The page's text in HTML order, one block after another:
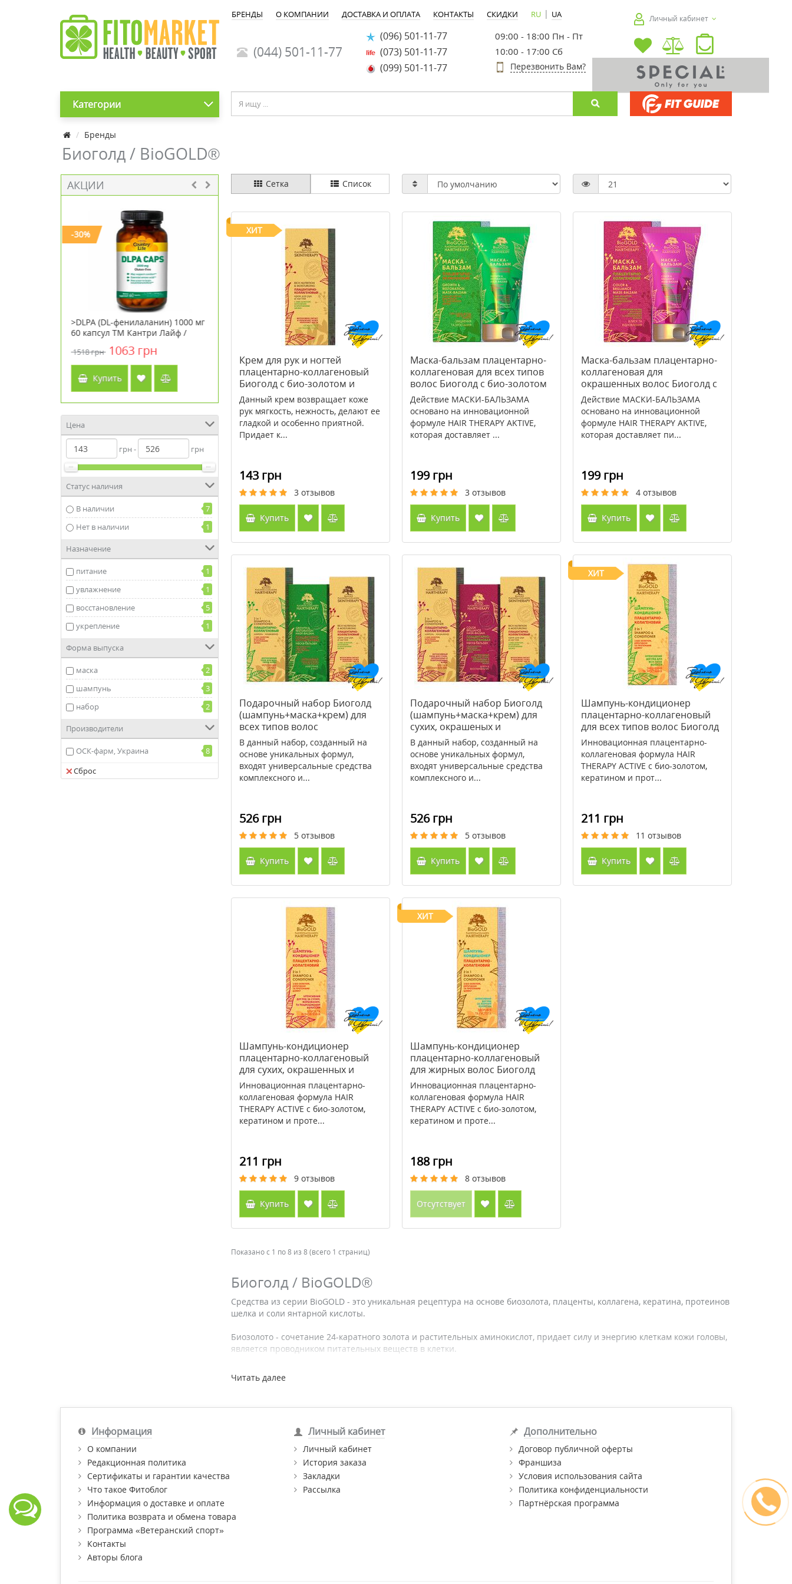
БРЕНДЫ О КОМПАНИИ ДОСТАВКА И ОПЛАТА КОНТАКТЫ СКИДКИ RU | UA
(044) 501-11-77
(096) 501-11-77
(073) 501-11-77
(099) 501-11-77
09:00 - 18:00 Пн - Пт
10:00 - 17:00 Сб
Перезвонить Вам?
Личный кабинет
Категории
Бренды
Биоголд / BioGOLD®
АКЦИИ
-30%
>DLPA (DL-фенилаланин) 1000 мг
60 капсул ТМ Кантри Лайф /
1518 грн 1063 грн
Купить
-30%
>CLA Tonalin (Конъюгированная
линолевая кислота) 1000 мг 90
капсул ТМ Кантри Лайф / Country
Life
1100 грн
Купить
>Babor Body Grounding
Soul&Room Fragrance 220 мл
Купить
> Увлажняющая сыворотка
Doctor Babor Hydro Filler Serum
30 мл
Купить
-30%
>Bee Propolis
прополис) 500 мг 100
Кантри Лайф / Country
816 грн
Цена
грн - грн
Статус наличия
В наличии
7
Нет в наличии
1
Назначение
питание
1
увлажнение
1
восстановление
5
укрепление
1
Форма выпуска
маска
2
шампунь
3
набор
2
Производители
ОСК-фарм, Украина
8
Сброс
Сетка Список
ХИТ
Крем для рук и ногтей
плацентарно-коллагеновый
Биоголд с био-золотом и
кератином 125 мл
Данный крем возвращает коже
рук мягкость, нежность, делают ее
гладкой и особенно приятной.
Придает к...
143 грн
3 отзывов
Купить
Маска-бальзам плацентарно-
коллагеновая для всех типов
волос Биоголд с био-золотом
и кератином 150мл
Действие МАСКИ-БАЛЬЗАМА
основано на инновационной
формуле HAIR THERAPY AKTIVE,
которая доставляет ...
199 грн
3 отзывов
Купить
Маска-бальзам плацентарно-
коллагеновая для
окрашенных волос Биоголд с
био-золотом и
кератином150мл
Действие МАСКИ-БАЛЬЗАМА
основано на инновационной
формуле HAIR THERAPY AKTIVE,
которая доставляет пи...
199 грн
4 отзывов
Купить
Подарочный набор Биоголд
(шампунь+маска+крем) для
всех типов волос
В данный набор, созданный на
основе уникальных формул,
входят универсальные средства
комплексного и...
526 грн
5 отзывов
Купить
Подарочный набор Биоголд
(шампунь+маска+крем) для
сухих, окрашеных и
поврежденных волос
В данный набор, созданный на
основе уникальных формул,
входят универсальные средства
комплексного и...
526 грн
5 отзывов
Купить
ХИТ
Шампунь-кондиционер
плацентарно-коллагеновый
для всех типов волос Биоголд
200 мл
Инновационная плацентарно-
коллагеновая формула HAIR
THERAPY ACTIVE с био-золотом,
кератином и прот...
211 грн
11 отзывов
Купить
Шампунь-кондиционер
плацентарно-коллагеновый
для сухих, окрашенных и
поврежденных волос Биоголд
200мл
Инновационная плацентарно-
коллагеновая формула HAIR
THERAPY ACTIVE с био-золотом,
кератином и проте...
211 грн
9 отзывов
Купить
ХИТ
Шампунь-кондиционер
плацентарно-коллагеновый
для жирных волос Биоголд
200мл
Инновационная плацентарно-
коллагеновая формула HAIR
THERAPY ACTIVE с био-золотом,
кератином и проте...
188 грн
8 отзывов
Отсутствует
Показано с 1 по 8 из 8 (всего 1 страниц)
Биоголд / BioGOLD®
Средства из серии BioGOLD - это уникальная рецептура на основе биозолота, плаценты, коллагена, кератина, протеинов
шелка и соли янтарной кислоты.
Биозолото - сочетание 24-каратного золота и растительных аминокислот, придает силу и энергию клеткам кожи головы,
является проводником питательных веществ в клетки.
Плацента - останавливает выпадение волос, ускоряет их рост, активизирует деятельность фолликулов, повышает
жизнеспособность волос и их устойчивость к стрессам.
Коллаген - строительный белок, восстанавливает стержень волоса, обеспечивает его прочность, способствует
Кератин - строительный белок, заполняет поврежденные участки, сглаживает неровный рельеф, регенерирует волосы,
предотвращает обезвоживание, увеличивает блеск и объем.
Протеины шелка - восстанавливают естественный защитный слой, увлажняют, приглаживают чешуйки, заполняют
поврежденные участки, полируют поверхность волоса, обладают кондиционирующими и антистатическими свойствами.
Соли янтарной кислоты - мягче, эффективнее и безопаснее чем лаурилсульфат промывают волосы.
Читать далее
Информация
О компании
Редакционная политика
Сертификаты и гарантии качества
Что такое Фитоблог
Информация о доставке и оплате
Политика возврата и обмена товара
Программа «Ветеранский спорт»
Контакты
Авторы блога
Личный кабинет
Личный кабинет
История заказа
Закладки
Рассылка
Дополнительно
Договор публичной оферты
Франшиза
Условия использования сайта
Политика конфиденциальности
Партнёрская программа